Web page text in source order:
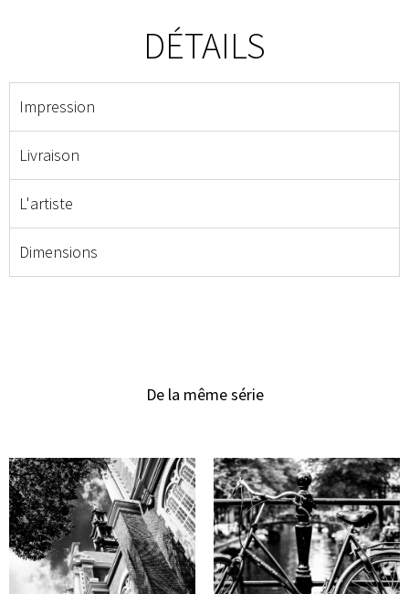
DÉTAILS
Impression
Livraison
L'artiste
Dimensions
De la même série